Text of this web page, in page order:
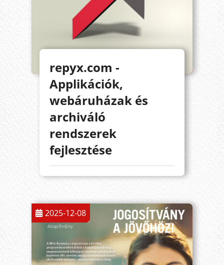
repyx.com -
Applikációk,
webáruházak és
archiváló
rendszerek
fejlesztése
2025-12-08